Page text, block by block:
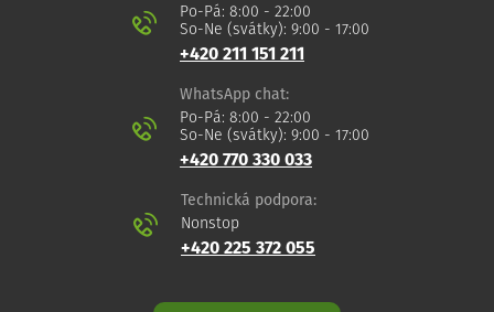
Po-Pá: 8:00 - 22:00
So-Ne (svátky): 9:00 - 17:00
+420 211 151 211
WhatsApp chat:
Po-Pá: 8:00 - 22:00
So-Ne (svátky): 9:00 - 17:00
+420 770 330 033
Technická podpora:
Nonstop
+420 225 372 055